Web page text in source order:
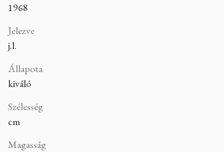
1968
Jelezve
j.l.
Állapota
kiváló
Szélesség
cm
Magasság